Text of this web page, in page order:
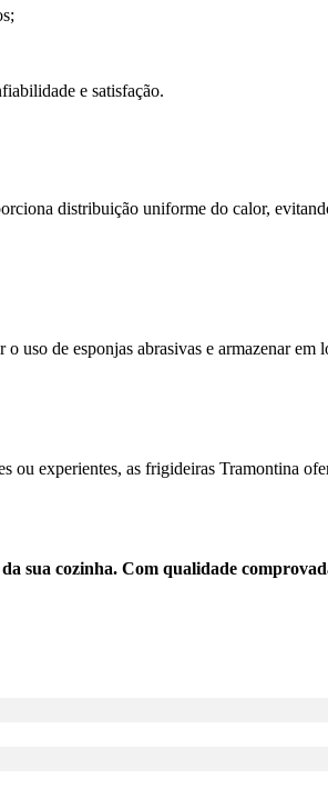
e satisfação.
distribuição uniforme do calor,
uso de esponjas abrasivas e armazenar em
experientes, as frigideiras Tramontina
sua cozinha. Com qualidade